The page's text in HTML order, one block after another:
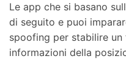
Le app che si basano
di seguito e puoi
spoofing per stabilire un
informazioni della